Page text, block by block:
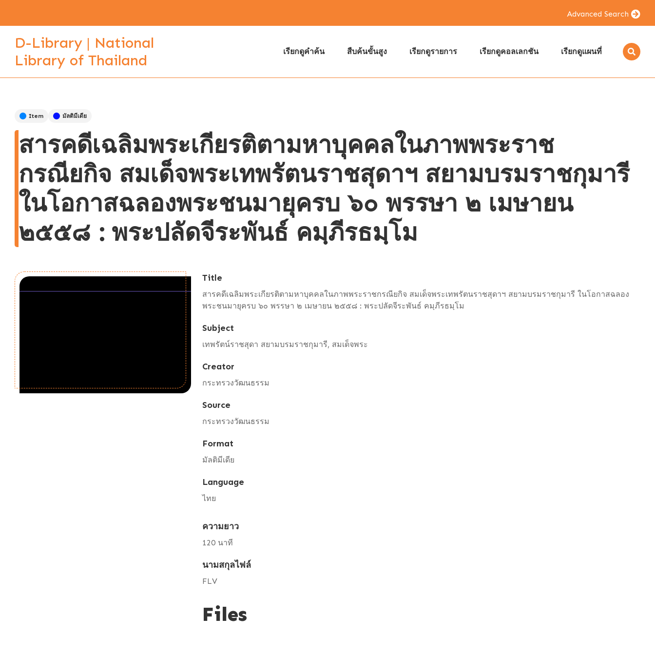
Advanced Search
D-Library | National
Library of Thailand
เรียกดูคำค้น สืบค้นขั้นสูง เรียกดูรายการ เรียกดูคอลเลกชัน เรียกดูแผนที่
Item มัลติมีเดีย
สารคดีเฉลิมพระเกียรติตามหาบุคคลในภาพพระราช
กรณียกิจ สมเด็จพระเทพรัตนราชสุดาฯ สยามบรมราชกุมารี
ในโอกาสฉลองพระชนมายุครบ ๖๐ พรรษา ๒ เมษายน
๒๕๕๘ : พระปลัดจีระพันธ์ คมฺภีรธมฺโม
Title
สารคดีเฉลิมพระเกียรติตามหาบุคคลในภาพพระราชกรณียกิจ สมเด็จพระเทพรัตนราชสุดาฯ สยามบรมราชกุมารี ในโอกาสฉลอง
พระชนมายุครบ ๖๐ พรรษา ๒ เมษายน ๒๕๕๘ : พระปลัดจีระพันธ์ คมฺภีรธมฺโม
Subject
เทพรัตน์ราชสุดา สยามบรมราชกุมารี, สมเด็จพระ
Creator
กระทรวงวัฒนธรรม
Source
กระทรวงวัฒนธรรม
Format
มัลติมีเดีย
Language
ไทย
ความยาว
120 นาที
นามสกุลไฟล์
FLV
Files